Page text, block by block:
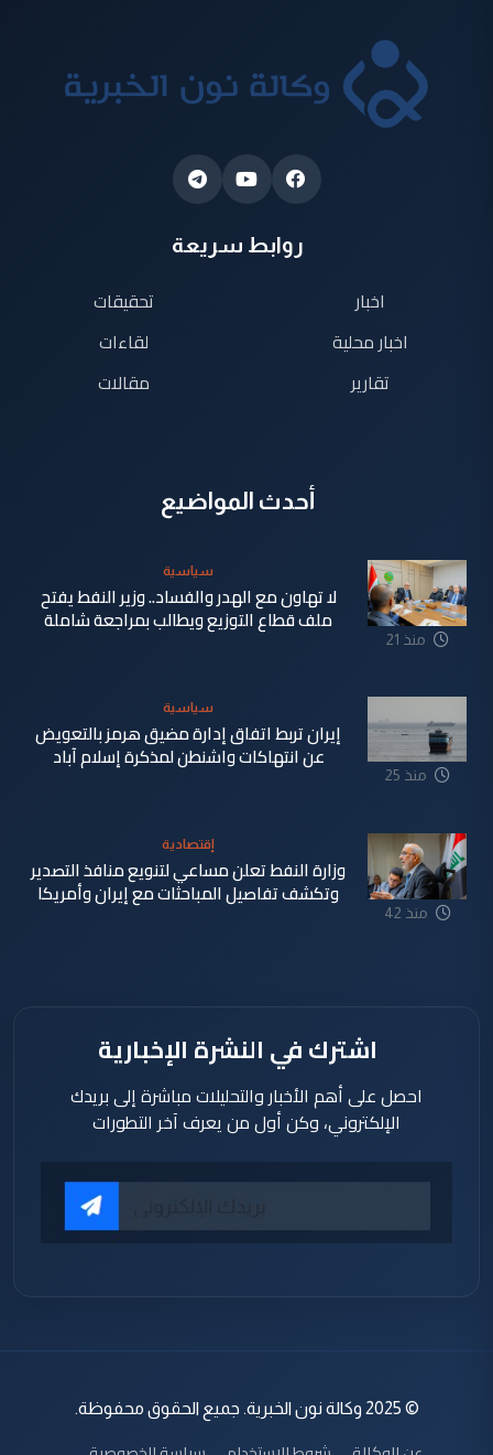
روابط سريعة
اخبار
اخبار محلية
تقارير
تحقيقات
لقاءات
مقالات
أحدث المواضيع
منذ 21
سياسية
لا تهاون مع الهدر والفساد.. وزير النفط يفتح
ملف قطاع التوزيع ويطالب بمراجعة شاملة
منذ 25
سياسية
إيران تربط اتفاق إدارة مضيق هرمز بالتعويض
عن انتهاكات واشنطن لمذكرة إسلام آباد
منذ 42
إقتصادية
وزارة النفط تعلن مساعي لتنويع منافذ التصدير
وتكشف تفاصيل المباحثات مع إيران وأمريكا
اشترك في النشرة الإخبارية
احصل على أهم الأخبار والتحليلات مباشرة إلى بريدك
الإلكتروني، وكن أول من يعرف آخر التطورات
© 2025 وكالة نون الخبرية. جميع الحقوق محفوظة.